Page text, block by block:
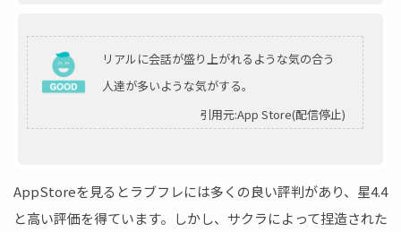
リアルに会話が盛り上がれるような気の合う
人達が多いような気がする。
引用元:App Store(配信停止)
AppStoreを見るとラブフレには多くの良い評判があり、星4.4
と高い評価を得ています。しかし、サクラによって捏造された